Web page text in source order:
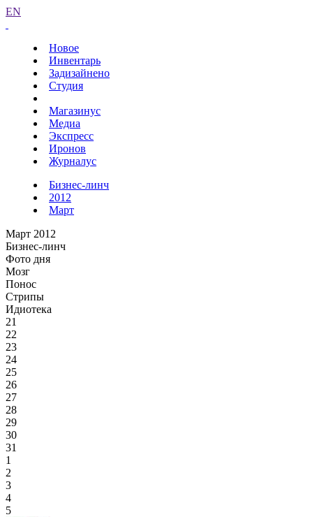
EN
Новое
Инвентарь
Задизайнено
Студия
Магазинус
Медиа
Экспресс
Иронов
Журналус
Бизнес-линч
2012
Март
Март 2012
Бизнес-линч
Фото дня
Мозг
Понос
Стрипы
Идиотека
21
22
23
24
25
26
27
28
29
30
31
1
2
3
4
5